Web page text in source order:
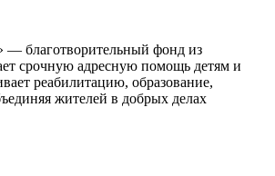
— благотворительный фонд из
срочную адресную помощь детям и
реабилитацию, образование,
жителей в добрых делах